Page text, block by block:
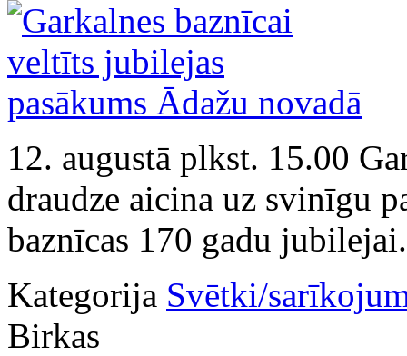
12. augustā plkst. 15.00
draudze aicina uz svinīgu
baznīcas 170 gadu jubilejai.
Kategorija Svētki/
Birkas